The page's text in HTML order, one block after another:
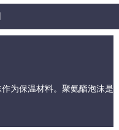
为保温材料。聚氨酯泡沫是